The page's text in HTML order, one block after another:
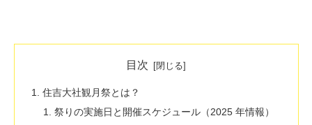
目次
住吉大社観月祭とは？
祭りの実施日と開催スケジュール（2025 年情報）